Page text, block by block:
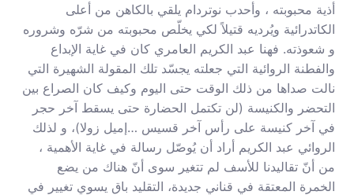
أذية محبوبته ، وأحدب نوتردام يلقي بالكاهن من أعلى
الكاتدرائية ويُرديه قتيلاً لكي يخلّص محبوبته من شرّه وشروره
و شعوذته. فهنا عبد الكريم العامري كان في غاية الإبداع
والفطنة الروائية التي جعلته يجسّد تلك المقولة الشهيرة التي
نالت صداها من ذلك الوقت حتى اليوم وكيف كان الصراع بين
التحضر والكنيسة (لن تكتمل الحضارة حتى يسقط آخر حجر
في آخر كنيسة على رأس آخر قسيس …إميل زولا)، و لذلك
الروائي عبد الكريم أراد أن يُوصّل رسالة في غاية الأهمية ،
من أنّ تقاليدنا للأسف لم تتغير سوى أنّ هناك من يضع
الخمرة المعتقة في قناني جديدة، التقليد باق يسوي تغيير في